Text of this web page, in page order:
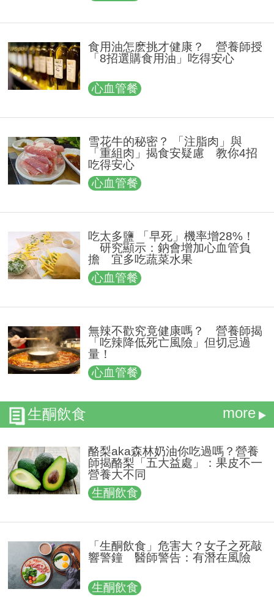
食用油怎麽挑才健康？ 營養師授
「8招選購食用油」吃得安心
心血管餐
雪花牛的秘密？ 「注脂肉」與
「重組肉」揭食安疑慮 教你4招
吃得安心
心血管餐
吃太多鹽 「早死」機率增28%！
研究顯示：鈉會增加心血管負
擔 宜多吃蔬菜水果
心血管餐
無辣不歡究竟健康嗎？ 營養師揭
「吃辣降低死亡風險」但切忌過
量！
心血管餐
生酮飲食 more
酪梨aka森林奶油你吃過嗎？營養
師揭酪梨「五大益處」：果皮不一
營養大不同
生酮飲食
「生酮飲食」危害大？女子之死敲
響警鐘 醫師警告：有潛在風險
生酮飲食